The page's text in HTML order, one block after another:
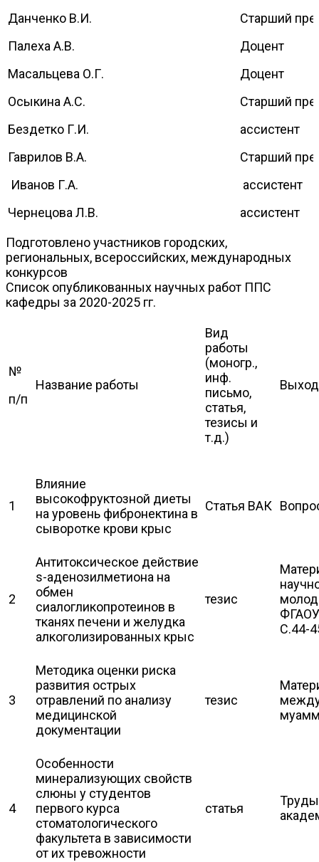
Данченко В.И.
Палеха А.В.
Масальцева О.Г.
Осыкина А.С.
Бездетко Г.И.
Гаврилов В.А.
Иванов Г.А.
Чернецова Л.В.
Старший
Доцент
Доцент
Старший
ассистент
Старший
ассистент
ассистент
Подготовлено участников городских,
региональных, всероссийских, международных
конкурсов
Список опубликованных научных работ ППС
кафедры за 2020-2025 гг.
№
п/п
Название работы
Вид
работы
(моногр.,
инф.
письмо,
статья,
тезисы и
т.д.)
1
Влияние
высокофруктозной диеты
на уровень фибронектина в
сыворотке крови крыс
Статья ВАК
2
Антитоксическое действие
s-аденозилметиона на
обмен
сиалогликопротеинов в
тканях печени и желудка
алкоголизированных крыс
тезис
С.44-
3
Методика оценки риска
развития острых
отравлений по анализу
медицинской
документации
тезис
4
Особенности
минерализующих свойств
слюны у студентов
первого курса
стоматологического
факультета в зависимости
от их тревожности
статья